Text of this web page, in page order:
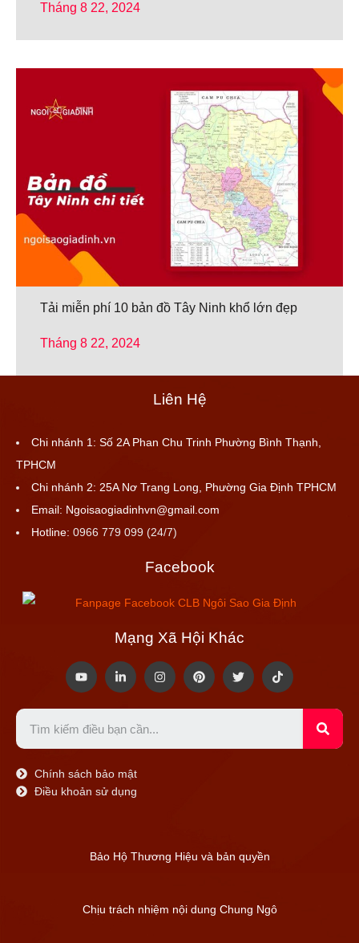
Tháng 8 22, 2024
Tải miễn phí 10 bản đồ Tây Ninh khổ lớn đẹp
Tháng 8 22, 2024
Liên Hệ
Chi nhánh 1: Số 2A Phan Chu Trinh Phường Bình Thạnh,
TPHCM
Chi nhánh 2: 25A Nơ Trang Long, Phường Gia Định TPHCM
Email: Ngoisaogiadinhvn@gmail.com
Hotline: 0966 779 099 (24/7)
Facebook
Mạng Xã Hội Khác
Chính sách bảo mật
Điều khoản sử dụng
Bảo Hộ Thương Hiệu và bản quyền
Chịu trách nhiệm nội dung Chung Ngô